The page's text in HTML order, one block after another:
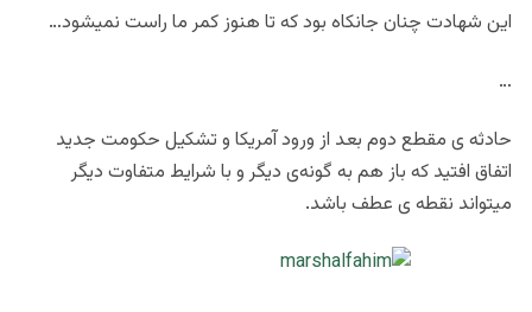
این شهادت چنان جانکاه بود که تا هنوز کمر ما راست نمیشود…
…
حادثه ی مقطع دوم بعد از ورود آمریکا و تشکیل حکومت جدید
اتفاق افتید که باز هم به گونه‌ی دیگر و با شرایط متفاوت دیگر
میتواند نقطه ی عطف باشد.